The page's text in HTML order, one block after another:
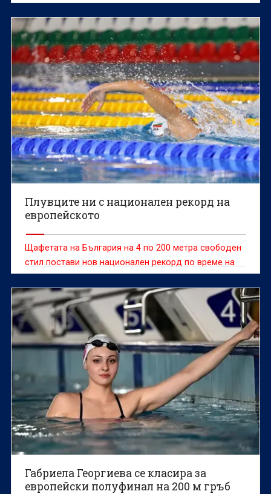
техните знамена ще бъдат забранени на
предстоящите Европейски първенства по спортна
гимнастика за младежи, девойки, мъже и жени в
Загреб, съобщават от централата.
Плувците ни с национален рекорд на
европейското
Щафетата на България на 4 по 200 метра свободен
стил постави нов национален рекорд по време на
европейското първенство по плуване
Габриела Георгиева се класира за
европейски полуфинал на 200 м гръб